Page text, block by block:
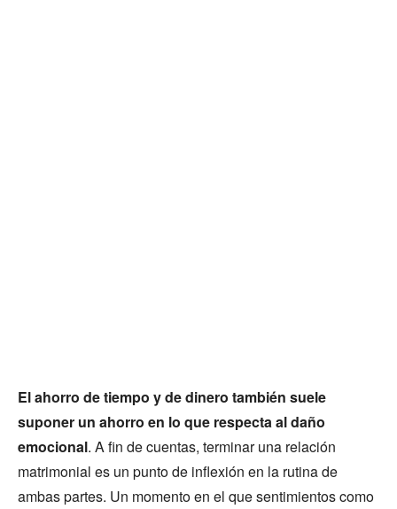
El ahorro de tiempo y de dinero también suele
suponer un ahorro en lo que respecta al daño
emocional. A fin de cuentas, terminar una relación
matrimonial es un punto de inflexión en la rutina de
ambas partes. Un momento en el que sentimientos como